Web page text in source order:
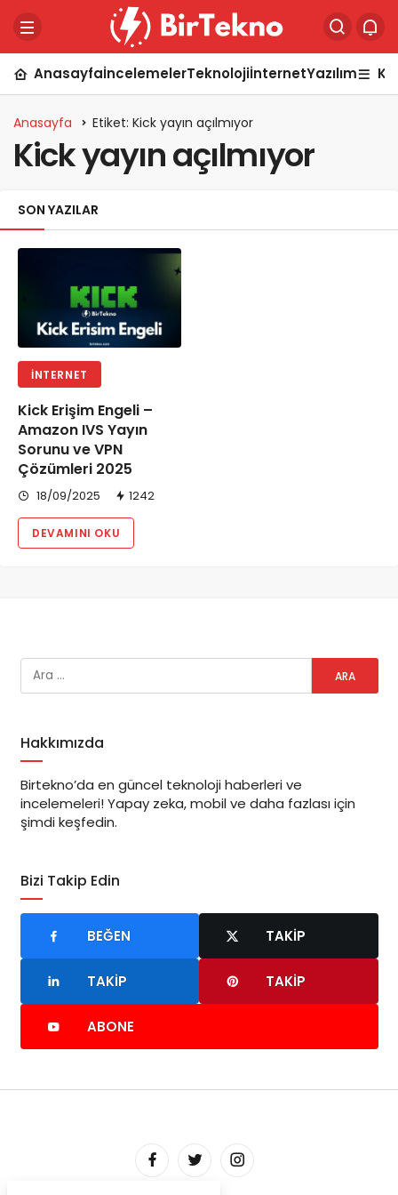
AnasayfaİncelemelerTeknolojiİnternetYazılım
Anasayfa Etiket: Kick yayın açılmıyor
Kick yayın açılmıyor
SON YAZILAR
İNTERNET
Kick Erişim Engeli –
Amazon IVS Yayın
Sorunu ve VPN
Çözümleri 2025
18/09/2025 1242
DEVAMINI OKU
Hakkımızda
Birtekno’da en güncel teknoloji haberleri ve
incelemeleri! Yapay zeka, mobil ve daha fazlası için
şimdi keşfedin.
Bizi Takip Edin
BEĞEN TAKIP
TAKIP TAKIP
ABONE